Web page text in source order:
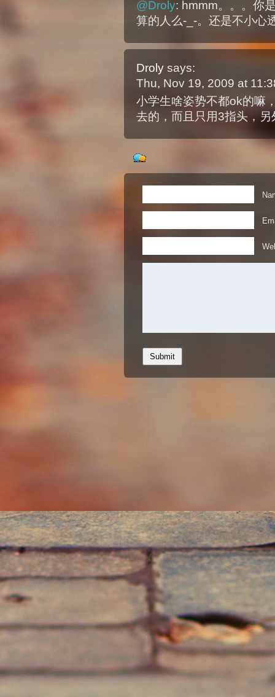
@Droly: hmmm。。。你
算的人么-_-。还是不小心
Droly says:
Thu, Nov 19, 2009 at
小学生啥姿势不都ok的嘛
去的，而且只用3指头，